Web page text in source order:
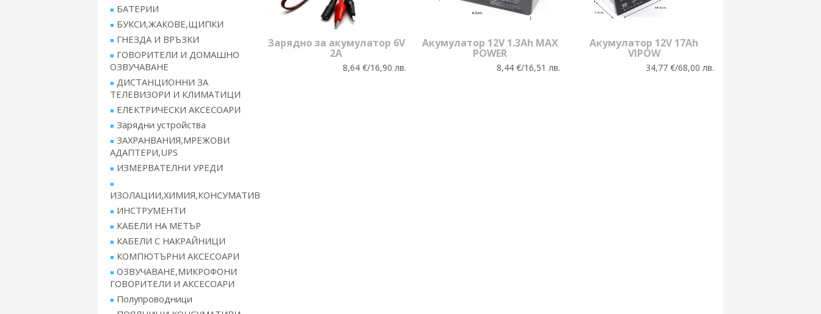
БАТЕРИИ
БУКСИ,ЖАКОВЕ,ЩИПКИ
ГНЕЗДА И ВРЪЗКИ
ГОВОРИТЕЛИ И ДОМАШНО
ОЗВУЧАВАНЕ
ДИСТАНЦИОННИ ЗА
ТЕЛЕВИЗОРИ И КЛИМАТИЦИ
ЕЛЕКТРИЧЕСКИ АКСЕСОАРИ
Зарядни устройства
ЗАХРАНВАНИЯ,МРЕЖОВИ
АДАПТЕРИ,UPS
ИЗМЕРВАТЕЛНИ УРЕДИ
ИЗОЛАЦИИ,ХИМИЯ,КОНСУМАТИВ
ИНСТРУМЕНТИ
КАБЕЛИ НА МЕТЪР
КАБЕЛИ С НАКРАЙНИЦИ
КОМПЮТЪРНИ АКСЕСОАРИ
ОЗВУЧАВАНЕ,МИКРОФОНИ
ГОВОРИТЕЛИ И АКСЕСОАРИ
Полупроводници
Зарядно за акумулатор 6V
2A
8,64 €/16,90 лв.
Акумулатор 12V 1.3Ah MAX
POWER
8,44 €/16,51 лв.
Акумулатор 12V 17Ah
VIPOW
34,77 €/68,00 лв.